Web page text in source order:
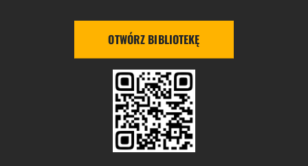
OTWÓRZ BIBLIOTEKĘ